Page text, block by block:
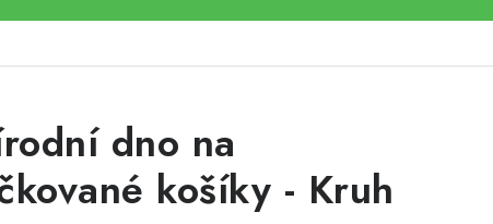
dno na
košíky - Kruh